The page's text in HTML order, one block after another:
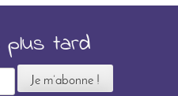
plus tard